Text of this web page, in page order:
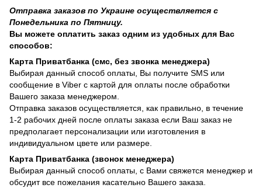
Отправка заказов по Украине осуществляется с
Понедельника по Пятницу.
Вы можете оплатить заказ одним из удобных для Вас
способов:
Карта Приватбанка (смс, без звонка менеджера)
Выбирая данный способ оплаты, Вы получите SMS или
сообщение в Viber с картой для оплаты после обработки
Вашего заказа менеджером.
Отправка заказов осуществляется, как правильно, в течение
1-2 рабочих дней после оплаты заказа если Ваш заказ не
предполагает персонализации или изготовления в
индивидуальном цвете или размере.
Карта Приватбанка (звонок менеджера)
Выбирая данный способ оплаты, с Вами свяжется менеджер и
обсудит все пожелания касательно Вашего заказа.